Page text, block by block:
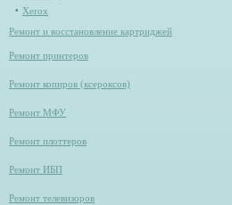
Xerox
Ремонт и восстановление картриджей
Ремонт принтеров
Ремонт копиров (ксероксов)
Ремонт МФУ
Ремонт плоттеров
Ремонт ИБП
Ремонт телевизоров